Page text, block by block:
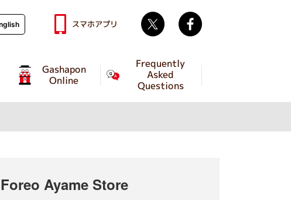
Gashapon
Online
Frequently
Asked
Questions
スマホアプリ Twitter
Ayame Store